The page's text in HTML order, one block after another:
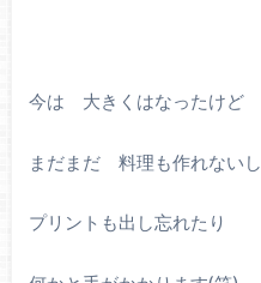
今は 大きくはなったけど
まだまだ 料理も作れないし
プリントも出し忘れたり